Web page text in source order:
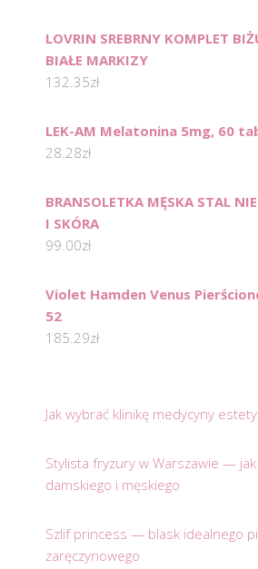
LOVRIN SREBRNY KOMPLET
BIAŁE MARKIZY
132.35zł
LEK-AM Melatonina 5mg, 60
28.28zł
BRANSOLETKA MĘSKA STAL
I SKÓRA
99.00zł
Violet Hamden Venus
52
185.29zł
Jak wybrać klinikę medycyny
Stylista fryzury w Warszawie —
damskiego i męskiego
Szlif princess — blask idealnego
zaręczynowego